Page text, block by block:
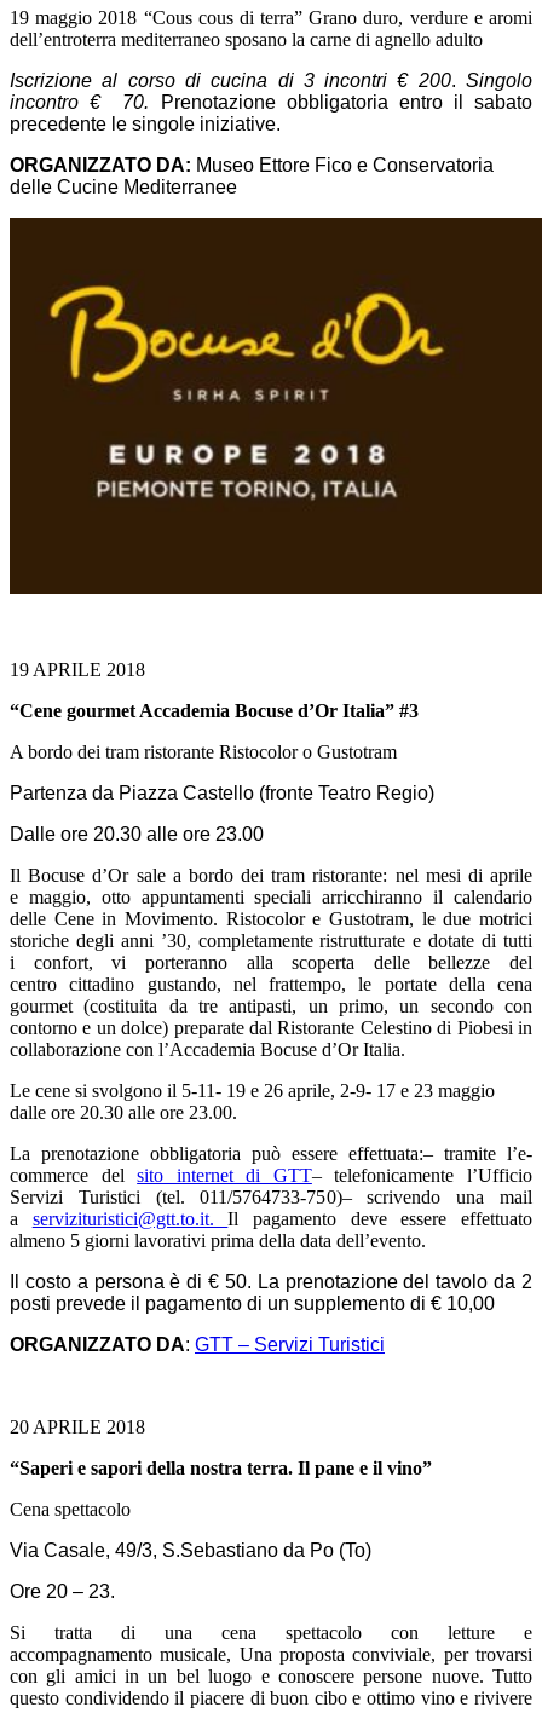
19 maggio 2018 “Cous cous di terra” Grano duro, verdure e aromi
dell’entroterra mediterraneo sposano la carne di agnello adulto
Iscrizione al corso di cucina di 3 incontri € 200.Singolo
incontro € 70.
Prenotazione obbligatoria entro il sabato
precedente le singole iniziative.
ORGANIZZATO DA: Museo Ettore Fico e Conservatoria
delle Cucine Mediterranee
19 APRILE 2018
“Cene gourmet Accademia Bocuse d’Or Italia” #3
A bordo dei tram ristorante Ristocolor o Gustotram
Partenza da Piazza Castello (fronte Teatro Regio)
Dalle ore 20.30 alle ore 23.00
Il Bocuse d’Or sale a bordo dei tram ristorante: nel mesi di aprile
e maggio, otto appuntamenti speciali arricchiranno il calendario
delle Cene in Movimento. Ristocolor e Gustotram, le due motrici
storiche degli anni ’30, completamente ristrutturate e dotate di tutti
i confort, vi porteranno alla scoperta delle bellezze del
centro cittadino gustando, nel frattempo, le portate della cena
gourmet (costituita da tre antipasti, un primo, un secondo con
contorno e un dolce) preparate dal Ristorante Celestino di Piobesi in
collaborazione con l’Accademia Bocuse d’Or Italia.
Le cene si svolgono il 5-11- 19 e 26 aprile, 2-9- 17 e 23 maggio
dalle ore 20.30 alle ore 23.00.
La prenotazione obbligatoria può essere effettuata:– tramite l’e-
commerce delsito internet di GTT– telefonicamente l’Ufficio
Servizi Turistici (tel. 011/5764733-750)– scrivendo una mail
a servizituristici@gtt.to.it.Il pagamento deve essere effettuato
almeno 5 giorni lavorativi prima della data dell’evento.
Il costo a persona è di € 50. La prenotazione del tavolo da 2
posti prevede il pagamento di un supplemento di € 10,00
ORGANIZZATO DA: GTT – Servizi Turistici
20 APRILE 2018
“Saperi e sapori della nostra terra. Il pane e il vino”
Cena spettacolo
Via Casale, 49/3, S.Sebastiano da Po (To)
Ore 20 – 23.
Si tratta di una cena spettacolo con letture e
accompagnamento musicale, Una proposta conviviale, per trovarsi
con gli amici in un bel luogo e conoscere persone nuove. Tutto
questo condividendo il piacere di buon cibo e ottimo vino e rivivere